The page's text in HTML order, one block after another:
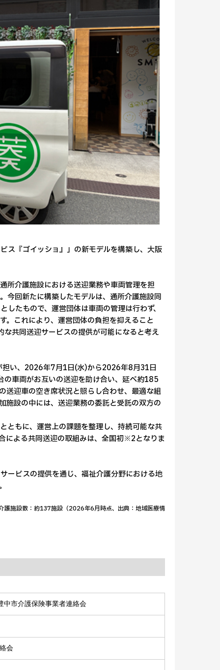
ス『ゴイッショ』」の新モデルを構築し、大阪
所介護施設における送迎業務や車両管理を担
今回新たに構築したモデルは、通所介護施設同
たもので、運営団体は車両の管理は行わず、
。これにより、運営団体の負担を抑えること
共同送迎サービスの提供が可能になると考え
担い、2026年7月1日(水)から2026年8月31日
車両がお互いの送迎を助け合い、延べ約185
送迎車の空き席状況と照らし合わせ、最適な組
施設の中には、送迎業務の委託と受託の双方の
ともに、運営上の課題を整理し、持続可能な共
による共同送迎の取組みは、全国初※2となりま
ービスの提供を通じ、福祉介護分野における地
施設数：約137施設（2026年6月時点、出典：地域医療情
中市介護保険事業者連絡会
会